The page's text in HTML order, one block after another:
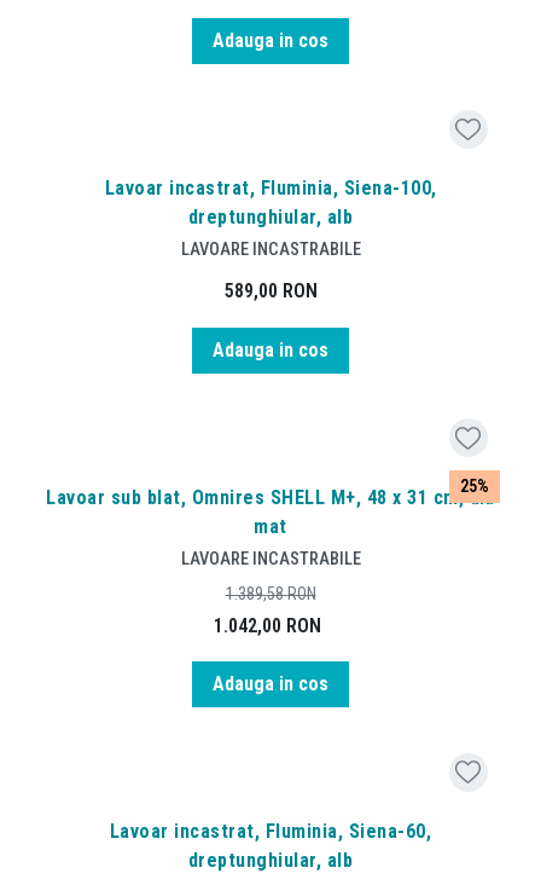
Adauga in cos
Lavoar incastrat, Fluminia, Siena-100,
dreptunghiular, alb
LAVOARE INCASTRABILE
589,00 RON
Adauga in cos
25%
Lavoar sub blat, Omnires SHELL M+, 48 x 31 cm, alb
mat
LAVOARE INCASTRABILE
1.042,00 RON
1.389,58RON
Adauga in cos
Lavoar incastrat, Fluminia, Siena-60,
dreptunghiular, alb